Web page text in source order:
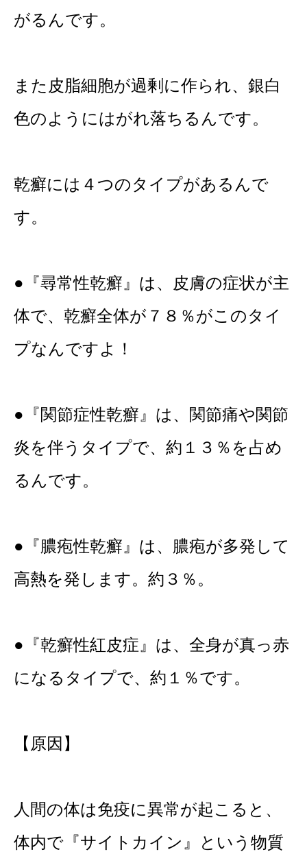
がるんです。
また皮脂細胞が過剰に作られ、銀白
色のようにはがれ落ちるんです。
乾癬には４つのタイプがあるんで
す。
●『尋常性乾癬』は、皮膚の症状が主
体で、乾癬全体が７８％がこのタイ
プなんですよ！
●『関節症性乾癬』は、関節痛や関節
炎を伴うタイプで、約１３％を占め
るんです。
●『膿疱性乾癬』は、膿疱が多発して
高熱を発します。約３％。
●『乾癬性紅皮症』は、全身が真っ赤
になるタイプで、約１％です。
【原因】
人間の体は免疫に異常が起こると、
体内で『サイトカイン』という物質